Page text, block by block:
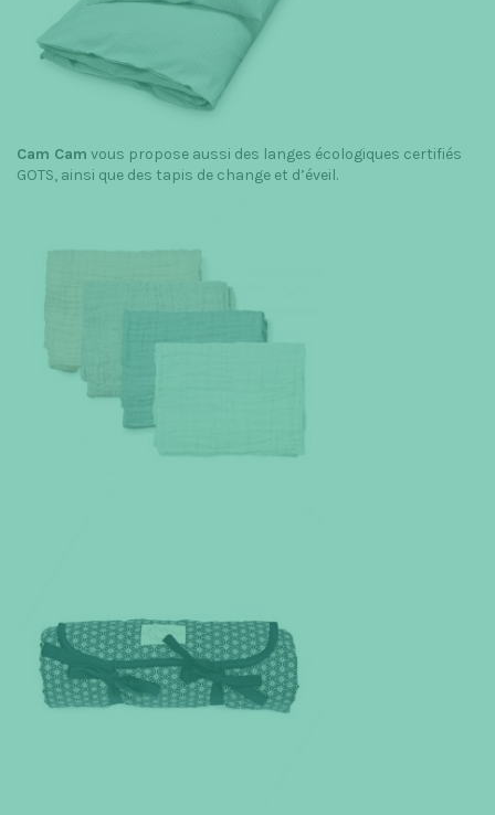
Cam Cam vous propose aussi des langes écologiques certifiés
GOTS, ainsi que des tapis de change et d’éveil.